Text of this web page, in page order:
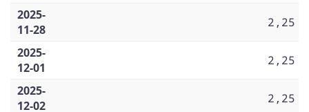
2025-
11-28
2,25
2025-
12-01
2,25
2025-
12-02
2,25